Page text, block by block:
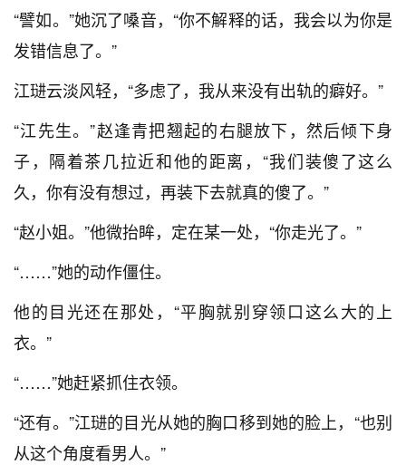
“譬如。”她沉了嗓音，“你不解释的话，我会以为你是
发错信息了。”
江琎云淡风轻，“多虑了，我从来没有出轨的癖好。”
“江先生。”赵逢青把翘起的右腿放下，然后倾下身
子，隔着茶几拉近和他的距离，“我们装傻了这么
久，你有没有想过，再装下去就真的傻了。”
“赵小姐。”他微抬眸，定在某一处，“你走光了。”
“……”她的动作僵住。
他的目光还在那处，“平胸就别穿领口这么大的上
衣。”
“……”她赶紧抓住衣领。
“还有。”江琎的目光从她的胸口移到她的脸上，“也别
从这个角度看男人。”